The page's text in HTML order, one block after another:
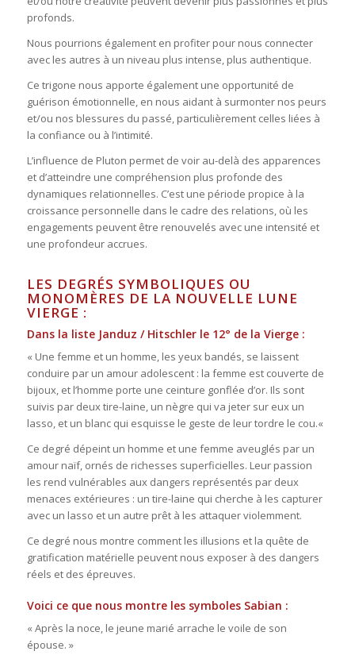
profonds.
Nous pourrions également en profiter pour nous connecter
avec les autres à un niveau plus intense, plus authentique.
Ce trigone nous apporte également une opportunité de
guérison émotionnelle, en nous aidant à surmonter nos peurs
et/ou nos blessures du passé, particulièrement celles liées à
la confiance ou à l’intimité.
L’influence de Pluton permet de voir au-delà des apparences
et d’atteindre une compréhension plus profonde des
dynamiques relationnelles. C’est une période propice à la
croissance personnelle dans le cadre des relations, où les
engagements peuvent être renouvelés avec une intensité et
une profondeur accrues.
LES DEGRÉS SYMBOLIQUES OU
MONOMÈRES DE LA NOUVELLE LUNE
VIERGE :
Dans la liste Janduz / Hitschler le 12° de la Vierge :
« Une femme et un homme, les yeux bandés, se laissent
conduire par un amour adolescent : la femme est couverte de
bijoux, et l’homme porte une ceinture gonflée d’or. Ils sont
suivis par deux tire-laine, un nègre qui va jeter sur eux un
lasso, et un blanc qui esquisse le geste de leur tordre le cou.«
Ce degré dépeint un homme et une femme aveuglés par un
amour naïf, ornés de richesses superficielles. Leur passion
les rend vulnérables aux dangers représentés par deux
menaces extérieures : un tire-laine qui cherche à les capturer
avec un lasso et un autre prêt à les attaquer violemment.
Ce degré nous montre comment les illusions et la quête de
gratification matérielle peuvent nous exposer à des dangers
réels et des épreuves.
Voici ce que nous montre les symboles Sabian :
« Après la noce, le jeune marié arrache le voile de son
épouse. »